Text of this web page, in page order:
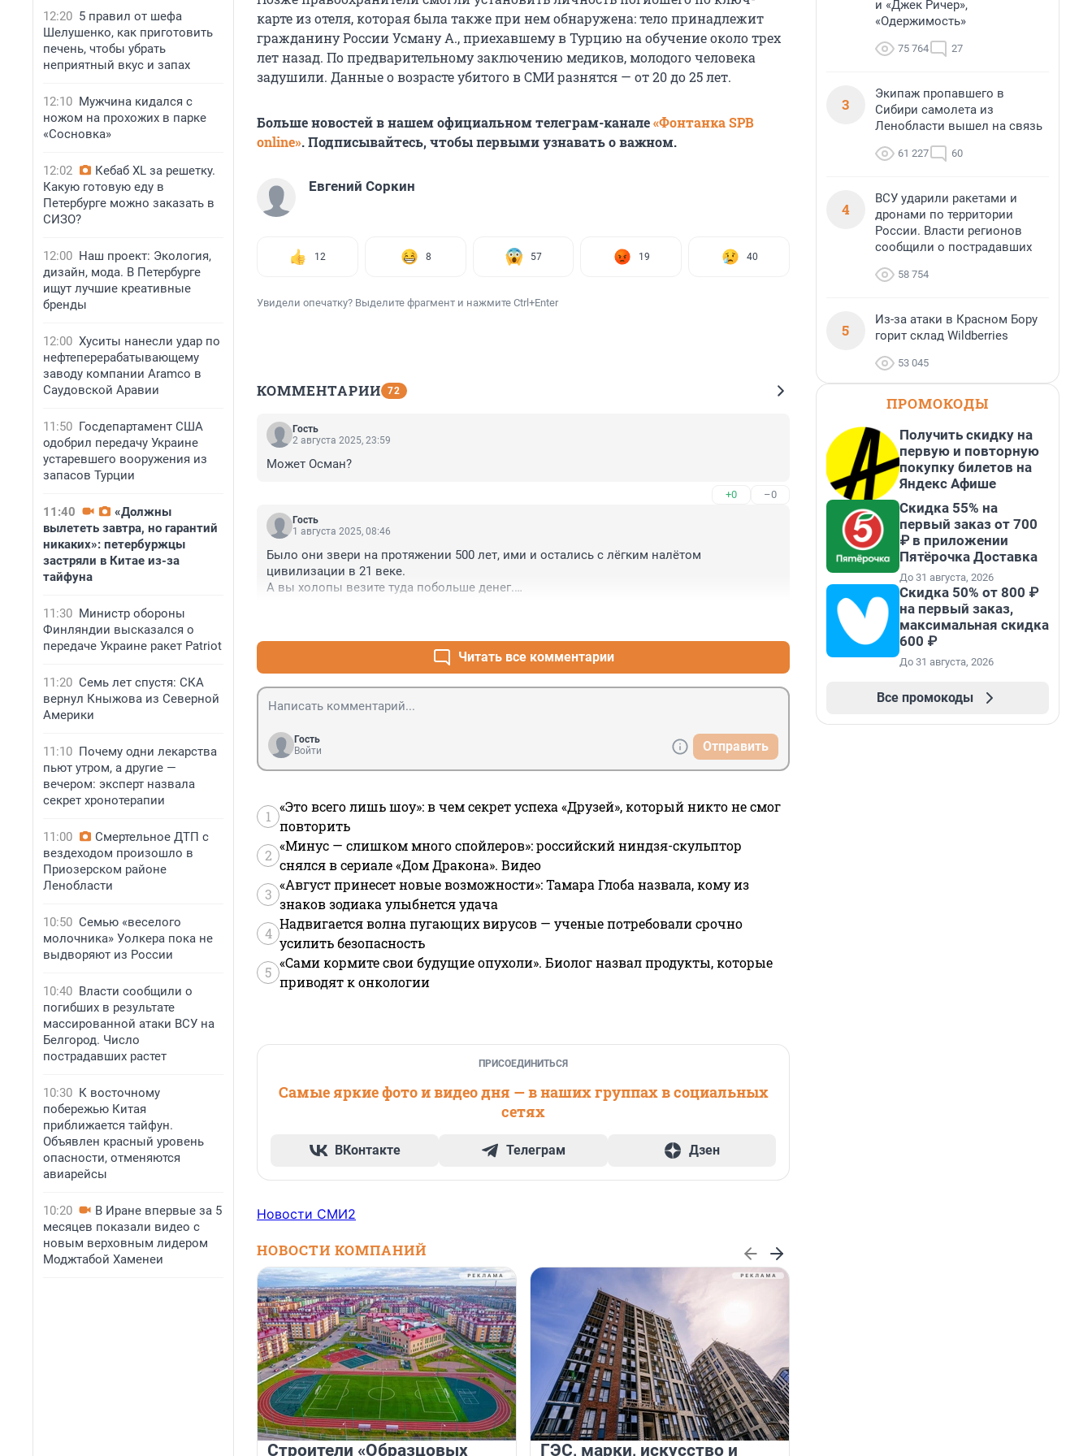
12:20 5 правил от шефа
Шелушенко, как приготовить
печень, чтобы убрать
неприятный вкус и запах
12:10 Мужчина кидался с
ножом на прохожих в парке
«Сосновка»
12:02
Кебаб XL за решетку.
Какую готовую еду в
Петербурге можно заказать в
СИЗО?
12:00 Наш проект: Экология,
дизайн, мода. В Петербурге
ищут лучшие креативные
бренды
12:00 Хуситы нанесли удар по
нефтеперерабатывающему
заводу компании Aramco в
Саудовской Аравии
11:50 Госдепартамент США
одобрил передачу Украине
устаревшего вооружения из
запасов Турции
11:40
«Должны
вылететь завтра, но гарантий
никаких»: петербуржцы
застряли в Китае из-за
тайфуна
11:30 Министр обороны
Финляндии высказался о
передаче Украине ракет Patriot
11:20 Семь лет спустя: СКА
вернул Кныжова из Северной
Америки
11:10 Почему одни лекарства
пьют утром, а другие —
вечером: эксперт назвала
секрет хронотерапии
11:00
Смертельное ДТП с
вездеходом произошло в
Приозерском районе
Ленобласти
10:50 Семью «веселого
молочника» Уолкера пока не
выдворяют из России
10:40 Власти сообщили о
погибших в результате
массированной атаки ВСУ на
Белгород. Число
пострадавших растет
10:30 К восточному
побережью Китая
приближается тайфун.
Объявлен красный уровень
опасности, отменяются
авиарейсы
10:20
В Иране впервые за 5
месяцев показали видео с
новым верховным лидером
Моджтабой Хаменеи
карте из отеля, которая была также при нем обнаружена: тело принадлежит
гражданину России Усману А., приехавшему в Турцию на обучение около трех
лет назад. По предварительному заключению медиков, молодого человека
задушили. Данные о возрасте убитого в СМИ разнятся — от 20 до 25 лет.
Больше новостей в нашем официальном телеграм-канале«Фонтанка SPB
online». Подписывайтесь, чтобы первыми узнавать о важном.
Евгений Соркин
12 8 57 19 40
Увидели опечатку? Выделите фрагмент и нажмите Ctrl+Enter
КОММЕНТАРИИ 72
Гость
2 августа 2025, 23:59
Может Осман?
+0 –0
Гость
1 августа 2025, 08:46
Было они звери на протяжении 500 лет, ими и остались с лёгким налётом
цивилизации в 21 веке.
А вы холопы везите туда побольше денег.
Читать все комментарии
Гость
Войти
Отправить
1
«Это всего лишь шоу»: в чем секрет успеха «Друзей», который никто не смог
повторить
2
«Минус — слишком много спойлеров»: российский ниндзя-скульптор
снялся в сериале «Дом Дракона». Видео
3
«Август принесет новые возможности»: Тамара Глоба назвала, кому из
знаков зодиака улыбнется удача
4
Надвигается волна пугающих вирусов — ученые потребовали срочно
усилить безопасность
5
«Сами кормите свои будущие опухоли». Биолог назвал продукты, которые
приводят к онкологии
ПРИСОЕДИНИТЬСЯ
Самые яркие фото и видео дня — в наших группах в социальных
сетях
ВКонтакте Телеграм Дзен
Новости СМИ2
НОВОСТИ КОМПАНИЙ
Строители «Образцовых ГЭС, марки, искусство и
и «Джек Ричер»,
«Одержимость»
75 764 27
3
Экипаж пропавшего в
Сибири самолета из
Ленобласти вышел на связь
61 227 60
4
ВСУ ударили ракетами и
дронами по территории
России. Власти регионов
сообщили о пострадавших
58 754
5
Из-за атаки в Красном Бору
горит склад Wildberries
53 045
ПРОМОКОДЫ
Получить скидку на
первую и повторную
покупку билетов на
Яндекс Афише
Скидка 55% на
первый заказ от 700
₽ в приложении
Пятёрочка Доставка
До 31 августа, 2026
Скидка 50% от 800 ₽
на первый заказ,
максимальная скидка
600 ₽
До 31 августа, 2026
Все промокоды